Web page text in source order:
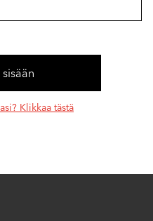
Klikkaa tästä